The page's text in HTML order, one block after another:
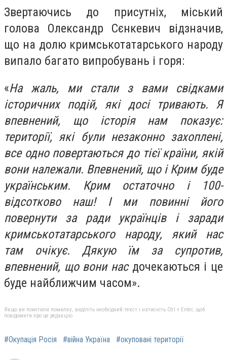
Звертаючись до присутніх, міський
голова Олександр Сєнкевич відзначив,
що на долю кримськотатарського народу
випало багато випробувань і горя:
«На жаль, ми стали з вами свідками
історичних подій, які досі тривають. Я
впевнений, що історія нам показує:
території, які були незаконно захоплені,
все одно повертаються до тієї країни, якій
вони належали. Впевнений, що і Крим буде
українським. Крим остаточно і 100-
відсотково наш! І ми повинні його
повернути за ради українців і заради
кримськотатарського народу, який нас
там очікує. Дякую їм за супротив,
впевнений, що вони насдочекаються і це
буде найближчим часом».
Якщо ви помітили помилку, виділіть необхідний текст і натисніть Ctrl + Enter, щоб
повідомити про це редакцію
#Окупація Росія #війна Україна #окуповані території